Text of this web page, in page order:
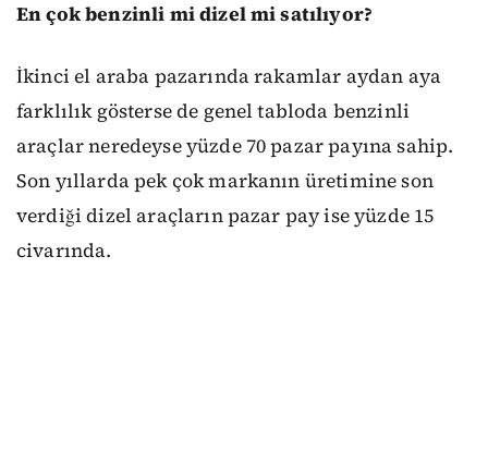
En çok benzinli mi dizel mi satılıyor?
İkinci el araba pazarında rakamlar aydan aya
farklılık gösterse de genel tabloda benzinli
araçlar neredeyse yüzde 70 pazar payına sahip.
Son yıllarda pek çok markanın üretimine son
verdiği dizel araçların pazar pay ise yüzde 15
civarında.